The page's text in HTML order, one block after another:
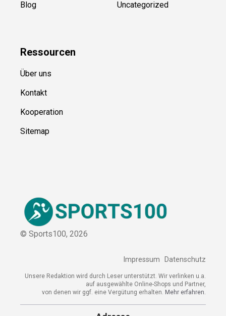
Blog Uncategorized
Ressourcen
Über uns
Kontakt
Kooperation
Sitemap
© Sports100, 2026
Impressum Datenschutz
Unsere Redaktion wird durch Leser unterstützt. Wir verlinken u.a.
auf ausgewählte Online-Shops und Partner,
von denen wir ggf. eine Vergütung erhalten. Mehr erfahren.